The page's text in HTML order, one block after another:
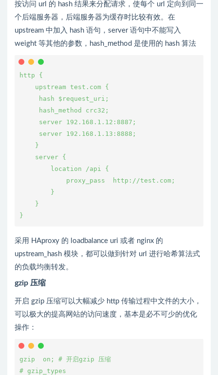
按访问 url 的 hash 结果来分配请求，使每个 url 定向到同一
个后端服务器，后端服务器为缓存时比较有效。在
upstream 中加入 hash 语句，server 语句中不能写入
weight 等其他的参数，hash_method 是使用的 hash 算法
http {
upstream test.com {
hash $request_uri;
hash_method crc32;
server 192.168.1.12:8887;
server 192.168.1.13:8888;
}
server {
location /api {
proxy_pass  http://test.com;
}
}
}
采用 HAproxy 的 loadbalance uri 或者 nginx 的
upstream_hash 模块，都可以做到针对 url 进行哈希算法式
的负载均衡转发。
gzip 压缩
开启 gzip 压缩可以大幅减少 http 传输过程中文件的大小，
可以极大的提高网站的访问速度，基本是必不可少的优化
操作：
gzip  on; # 开启gzip 压缩
# gzip_types